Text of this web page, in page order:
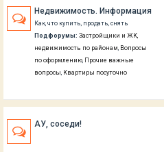
Недвижимость. Информация
Как, что купить, продать, снять
Подфорумы: Застройщики и ЖК,
недвижимость по районам Вопросы
по оформлению Прочие важные
вопросы Квартиры посуточно
АУ, соседи!